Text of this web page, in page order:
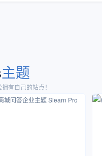
主题
有自己的站点！